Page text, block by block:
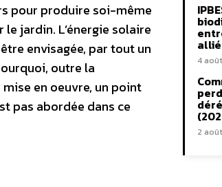
pour produire soi-même
jardin. L’énergie solaire
envisagée, par tout un
outre la
en oeuvre, un point
pas abordée dans ce
4
2